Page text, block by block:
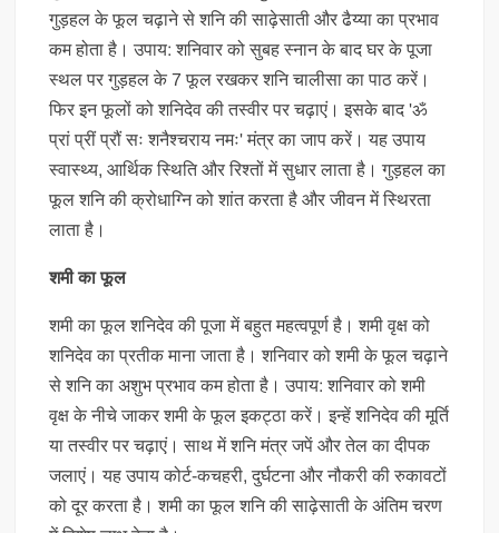
गुड़हल के फूल चढ़ाने से शनि की साढ़ेसाती और ढैय्या का प्रभाव
कम होता है। उपाय: शनिवार को सुबह स्नान के बाद घर के पूजा
स्थल पर गुड़हल के 7 फूल रखकर शनि चालीसा का पाठ करें।
फिर इन फूलों को शनिदेव की तस्वीर पर चढ़ाएं। इसके बाद 'ॐ
प्रां प्रीं प्रौं सः शनैश्चराय नमः' मंत्र का जाप करें। यह उपाय
स्वास्थ्य, आर्थिक स्थिति और रिश्तों में सुधार लाता है। गुड़हल का
फूल शनि की क्रोधाग्नि को शांत करता है और जीवन में स्थिरता
लाता है।
शमी का फूल
शमी का फूल शनिदेव की पूजा में बहुत महत्वपूर्ण है। शमी वृक्ष को
शनिदेव का प्रतीक माना जाता है। शनिवार को शमी के फूल चढ़ाने
से शनि का अशुभ प्रभाव कम होता है। उपाय: शनिवार को शमी
वृक्ष के नीचे जाकर शमी के फूल इकट्ठा करें। इन्हें शनिदेव की मूर्ति
या तस्वीर पर चढ़ाएं। साथ में शनि मंत्र जपें और तेल का दीपक
जलाएं। यह उपाय कोर्ट-कचहरी, दुर्घटना और नौकरी की रुकावटों
को दूर करता है। शमी का फूल शनि की साढ़ेसाती के अंतिम चरण